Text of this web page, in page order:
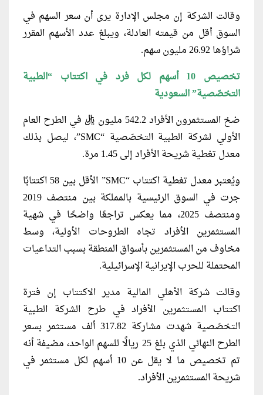
وقالت الشركة إن مجلس الإدارة يرى أن سعر السهم في
السوق أقل من قيمته العادلة، ويبلغ عدد الأسهم المقرر
شراؤها 26.92 مليون سهم.
تخصيص 10 أسهم لكل فرد في اكتتاب “الطبية
التخصّصية” السعودية
ضخ المستثمرون الأفراد 542.2 مليون ريال في الطرح العام
الأولي لشركة الطبية التخصّصية “SMC”، ليصل بذلك
معدل تغطية شريحة الأفراد إلى 1.45 مرة.
ويُعتبر معدل تغطية اكتتاب “SMC” الأقل بين 58 اكتتابًا
جرت في السوق الرئيسية بالمملكة بين منتصف 2019
ومنتصف 2025، مما يعكس تراجعًا واضحًا في شهية
المستثمرين الأفراد تجاه الطروحات الأولية، وسط
مخاوف من المستثمرين بأسواق المنطقة بسبب التداعيات
المحتملة للحرب الإيرانية الإسرائيلية.
وقالت شركة الأهلي المالية مدير الاكتتاب إن فترة
اكتتاب المستثمرين الأفراد في طرح الشركة الطبية
التخصّصية شهدت مشاركة 317.82 ألف مستثمر بسعر
الطرح النهائي الذي بلغ 25 ريالًا للسهم الواحد، مضيفة أنه
تم تخصيص ما لا يقل عن 10 أسهم لكل مستثمر في
شريحة المستثمرين الأفراد.